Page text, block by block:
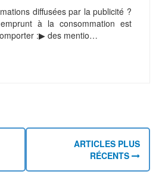
diffusées par la publicité ?
à la consommation est
:▶ des mentio…
ARTICLES PLUS
RÉCENTS